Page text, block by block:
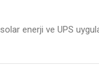
enerji ve UPS